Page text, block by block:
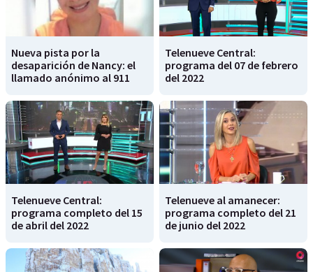
Nueva pista por la
desaparición de Nancy: el
llamado anónimo al 911
Telenueve Central:
programa del 07 de febrero
del 2022
Telenueve Central:
programa completo del 15
de abril del 2022
Telenueve al amanecer:
programa completo del 21
de junio del 2022